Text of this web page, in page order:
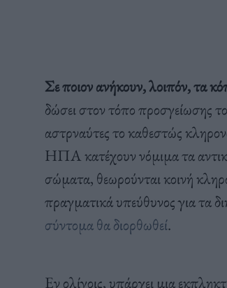
Σε ποιον ανήκουν, λοιπόν, τα
δώσει στον τόπο προσγείωσης
αστρναύτες το καθεστώς
ΗΠΑ κατέχουν νόμιμα τα
σώματα, θεωρούνται κοινή
πραγματικά υπεύθυνος για τα
σύντομα θα διορθωθεί.
Εν ολίγοις, υπάρχει μια